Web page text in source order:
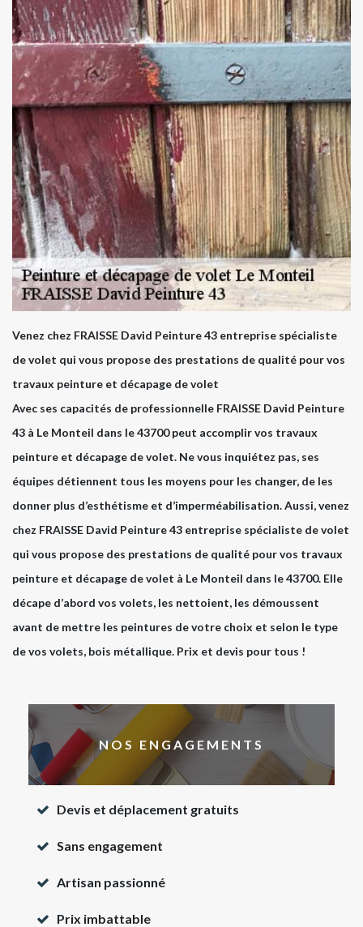
Venez chez FRAISSE David Peinture 43 entreprise spécialiste
de volet qui vous propose des prestations de qualité pour vos
travaux peinture et décapage de volet
Avec ses capacités de professionnelle FRAISSE David Peinture
43 à Le Monteil dans le 43700 peut accomplir vos travaux
peinture et décapage de volet. Ne vous inquiétez pas, ses
équipes détiennent tous les moyens pour les changer, de les
donner plus d’esthétisme et d’imperméabilisation. Aussi, venez
chez FRAISSE David Peinture 43 entreprise spécialiste de volet
qui vous propose des prestations de qualité pour vos travaux
peinture et décapage de volet à Le Monteil dans le 43700. Elle
décape d’abord vos volets, les nettoient, les démoussent
avant de mettre les peintures de votre choix et selon le type
de vos volets, bois métallique. Prix et devis pour tous !
NOS ENGAGEMENTS
Devis et déplacement gratuits
Sans engagement
Artisan passionné
Prix imbattable